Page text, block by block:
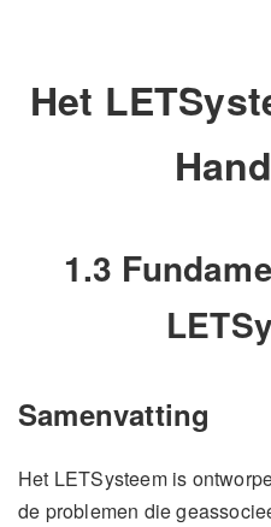
Het
1.3
Samenvatting
Het LETSysteem is
de problemen die